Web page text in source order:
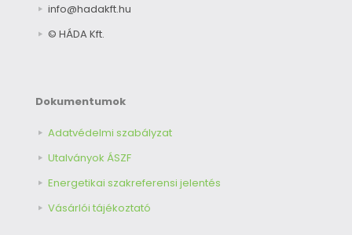
info@hadakft.hu
© HÁDA Kft.
Dokumentumok
Adatvédelmi szabályzat
Utalványok ÁSZF
Energetikai szakreferensi jelentés
Vásárlói tájékoztató